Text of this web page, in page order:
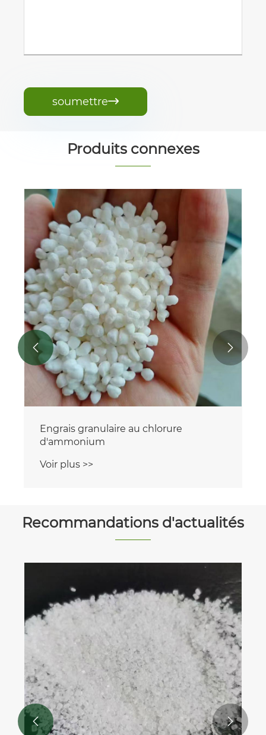
soumettre
Produits connexes
Engrais granulaire au chlorure
d'ammonium
Voir plus >>
 
Recommandations d'actualités
 